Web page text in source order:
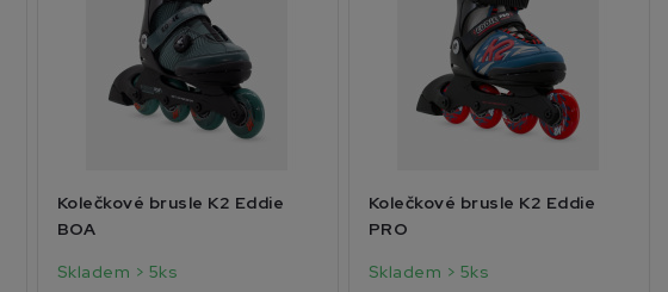
Kolečkové brusle K2 Eddie
BOA
Skladem > 5ks
Kolečkové brusle K2 Eddie
PRO
Skladem > 5ks